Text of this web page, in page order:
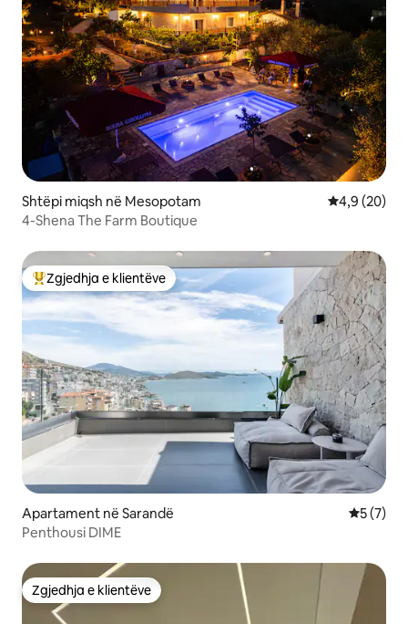
Shtëpi miqsh në Mesopotam Vlerësimi
4,9 (20)
4-Shena The Farm Boutique
Më të mirat e zgjedhjeve të klientëve
Zgjedhja e klientëve
Apartament në Sarandë
5 (7)
Penthousi DIME
Zgjedhja e klientëve
Zgjedhja e klientëve